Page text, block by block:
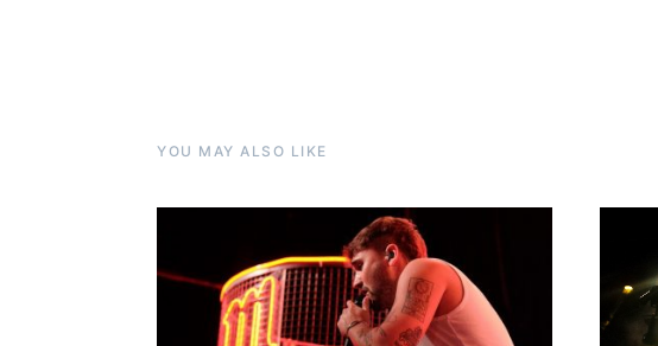
YOU MAY ALSO LIKE